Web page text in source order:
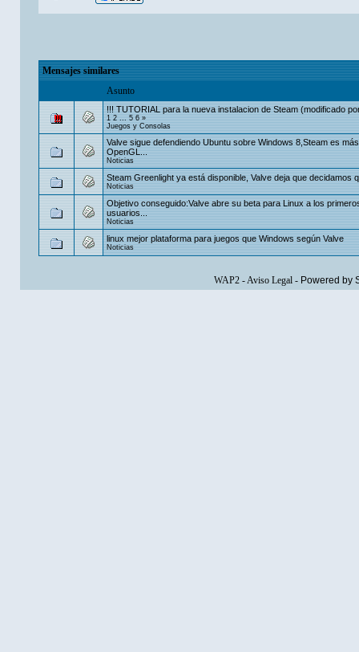
Mensajes similares
Asunto
!!! TUTORIAL para la nueva instalacion de Steam (modificado
1 2...5 6»
Juegos y Consolas
Valve sigue defendiendo Ubuntu sobre Windows 8,Steam es
OpenGL...
Noticias
Steam Greenlight ya está disponible, Valve deja que decidamos
Noticias
Objetivo conseguido:Valve abre su beta para Linux a los
usuarios...
Noticias
linux mejor plataforma para juegos que Windows según Valve
Noticias
WAP2-Aviso Legal- Powered by